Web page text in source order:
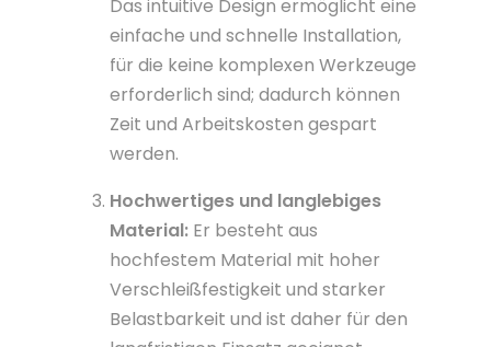
Das intuitive Design ermöglicht eine
einfache und schnelle Installation,
für die keine komplexen Werkzeuge
erforderlich sind; dadurch können
Zeit und Arbeitskosten gespart
werden.
Hochwertiges und langlebiges
Material: Er besteht aus
hochfestem Material mit hoher
Verschleißfestigkeit und starker
Belastbarkeit und ist daher für den